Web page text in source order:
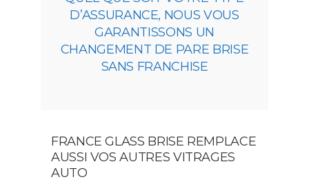
D’ASSURANCE, NOUS VOUS
GARANTISSONS UN
CHANGEMENT DE PARE BRISE
SANS FRANCHISE
FRANCE GLASS BRISE REMPLACE
AUSSI VOS AUTRES VITRAGES
AUTO